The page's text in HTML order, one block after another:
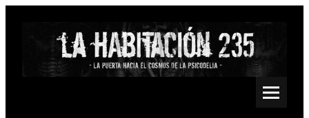
Saltar
Psychedelic, Stoner, Doom, Sludge, Fuzz, Space, Drone